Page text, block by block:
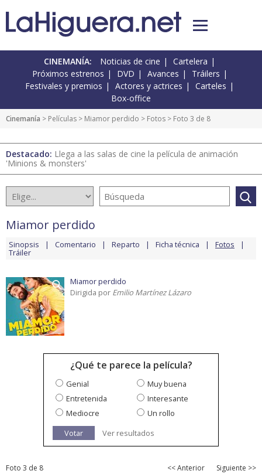
CINEMANÍA: Noticias de cine
Cartelera
Próximos estrenos
DVD Avances
Tráilers
Festivales y premios
Actores y actrices
Carteles
Box-office
Cinemanía > Películas > Miamor perdido > Fotos > Foto 3 de 8
Destacado: Llega a las salas de cine la película de animación
'Minions & monsters'
Miamor perdido
Sinopsis Comentario Reparto Ficha técnica Fotos
Tráiler
Miamor perdido
Dirigida por Emilio Martínez Lázaro
¿Qué te parece la película?
Genial
Muy buena
Entretenida
Interesante
Mediocre
Un rollo
Votar
Ver resultados
Foto 3 de 8 << Anterior Siguiente >>